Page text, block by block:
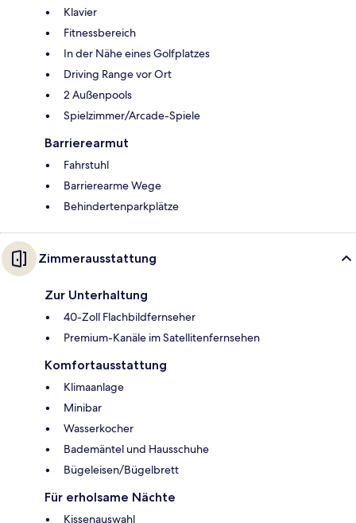
Klavier
Fitnessbereich
In der Nähe eines Golfplatzes
Driving Range vor Ort
2 Außenpools
Spielzimmer/Arcade-Spiele
Barrierearmut
Fahrstuhl
Barrierearme Wege
Behindertenparkplätze
Zimmerausstattung
Zur Unterhaltung
40-Zoll Flachbildfernseher
Premium-Kanäle im Satellitenfernsehen
Komfortausstattung
Klimaanlage
Minibar
Wasserkocher
Bademäntel und Hausschuhe
Bügeleisen/Bügelbrett
Für erholsame Nächte
Kissenauswahl